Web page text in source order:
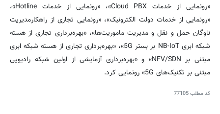
«رونمایی از خدمات Cloud PBX»، «رونمایی از خدمات Hotline»،
«رونمایی از خدمات دولت الکترونیک»، «رونمایی تجاری از راهکارمدیریت
ناوگان حمل و نقل و مدیریت ماموریت‌‌ها»، «بهره‌برداری تجاری از هسته
شبکه ابری NB-IoT بر بستر 5G»، «بهره‌برداری تجاری از هسته شبکه ابری
مبتنی بر NFV/SDN» و «بهره‌برداری آزمایشی از اولین شبکه رادیویی
مبتنی بر تکنیک‌های 5G» رونمایی کرد.
کد مطلب77105